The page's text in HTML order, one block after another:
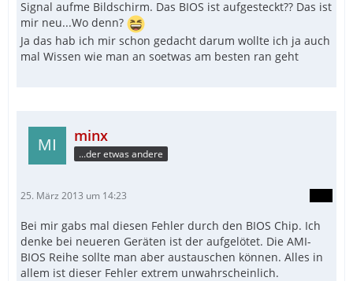
Signal aufme Bildschirm. Das BIOS ist aufgesteckt?? Das ist
mir neu...Wo denn?
Ja das hab ich mir schon gedacht darum wollte ich ja auch
mal Wissen wie man an soetwas am besten ran geht
minx
...der etwas andere
25. März 2013 um 14:23
Bei mir gabs mal diesen Fehler durch den BIOS Chip. Ich
denke bei neueren Geräten ist der aufgelötet. Die AMI-
BIOS Reihe sollte man aber austauschen können. Alles in
allem ist dieser Fehler extrem unwahrscheinlich.